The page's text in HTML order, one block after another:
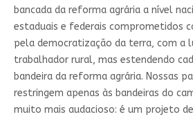
bancada da reforma agrária a nível
estaduais e federais comprometidos
pela democratização da terra, com a
trabalhador rural, mas estendendo
bandeira da reforma agrária. Nossas
restringem apenas às bandeiras do
muito mais audacioso: é um projeto